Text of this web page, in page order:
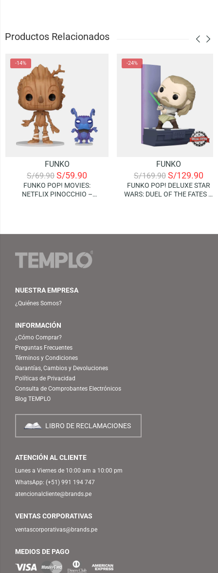
Productos Relacionados
-14%
FUNKO
S/69.90 S/59.90
FUNKO POP! MOVIES:
NETFLIX PINOCCHIO –
-24%
FUNKO
S/169.90 S/129.90
FUNKO POP! DELUXE STAR
WARS: DUEL OF THE FATES –
NUESTRA EMPRESA
¿Quiénes Somos?
INFORMACIÓN
¿Cómo Comprar?
Preguntas Frecuentes
Términos y Condiciones
Garantías, Cambios y Devoluciones
Políticas de Privacidad
Consulta de Comprobantes Electrónicos
Blog TEMPLO
LIBRO DE RECLAMACIONES
ATENCIÓN AL CLIENTE
Lunes a Viernes de 10:00 am a 10:00 pm
WhatsApp: (+51) 991 194 747
atencionalcliente@brands.pe
VENTAS CORPORATIVAS
ventascorporativas@brands.pe
MEDIOS DE PAGO